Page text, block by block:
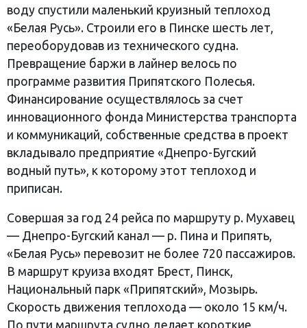
воду спустили маленький круизный теплоход
«Белая Русь». Строили его в Пинске шесть лет,
переоборудовав из технического судна.
Превращение баржи в лайнер велось по
программе развития Припятского Полесья.
Финансирование осуществлялось за счет
инновационного фонда Министерства транспорта
и коммуникаций, собственные средства в проект
вкладывало предприятие «Днепро-Бугский
водный путь», к которому этот теплоход и
приписан.
Совершая за год 24 рейса по маршруту р. Мухавец
— Днепро-Бугский канал — р. Пина и Припять,
«Белая Русь» перевозит не более 720 пассажиров.
В маршрут круиза входят Брест, Пинск,
Национальный парк «Припятский», Мозырь.
Скорость движения теплохода — около 15 км/ч.
По пути маршрута судно делает короткие